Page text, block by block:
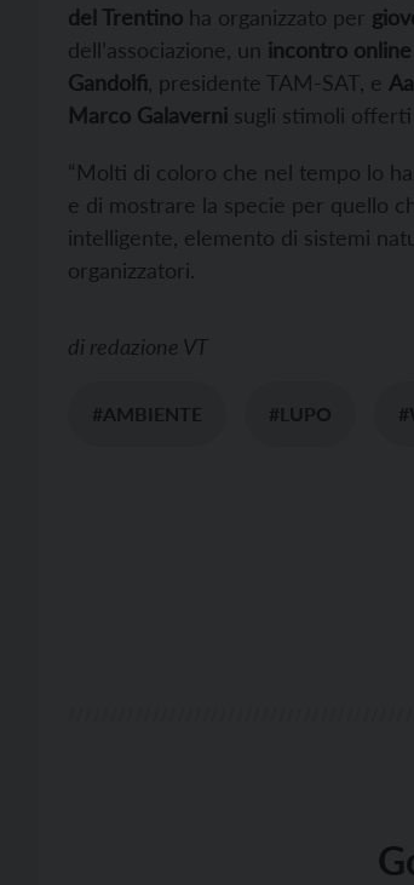
del Trentino ha organizzato per
dell’associazione, un incontro online
Gandolfi , presidente TAM-SAT, e
Marco Galaverni sugli stimoli offerti
“Molti di coloro che nel tempo lo
e di mostrare la specie per quello
intelligente, elemento di sistemi
organizzatori.
di redazione VT
#AMBIENTE #LUPO